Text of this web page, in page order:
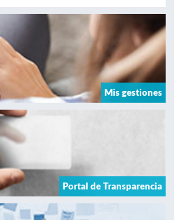
Mis gestiones
Portal de Transparencia